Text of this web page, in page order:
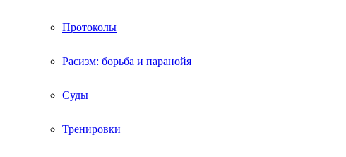
Протоколы
Расизм: борьба и паранойя
Суды
Тренировки